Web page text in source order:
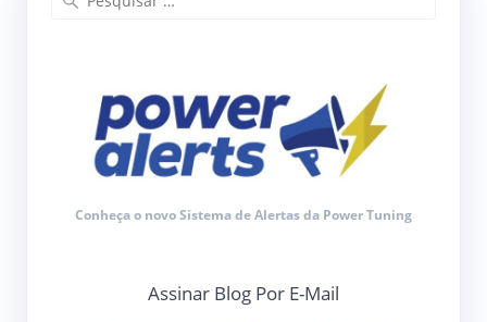
Conheça o novo Sistema de Alertas da Power Tuning
Assinar Blog Por E-Mail